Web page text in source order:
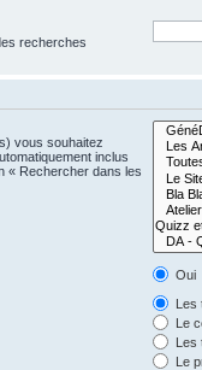
recherches
vous souhaitez
inclus
« Rechercher dans les
Oui
Les
Le
Les
Le